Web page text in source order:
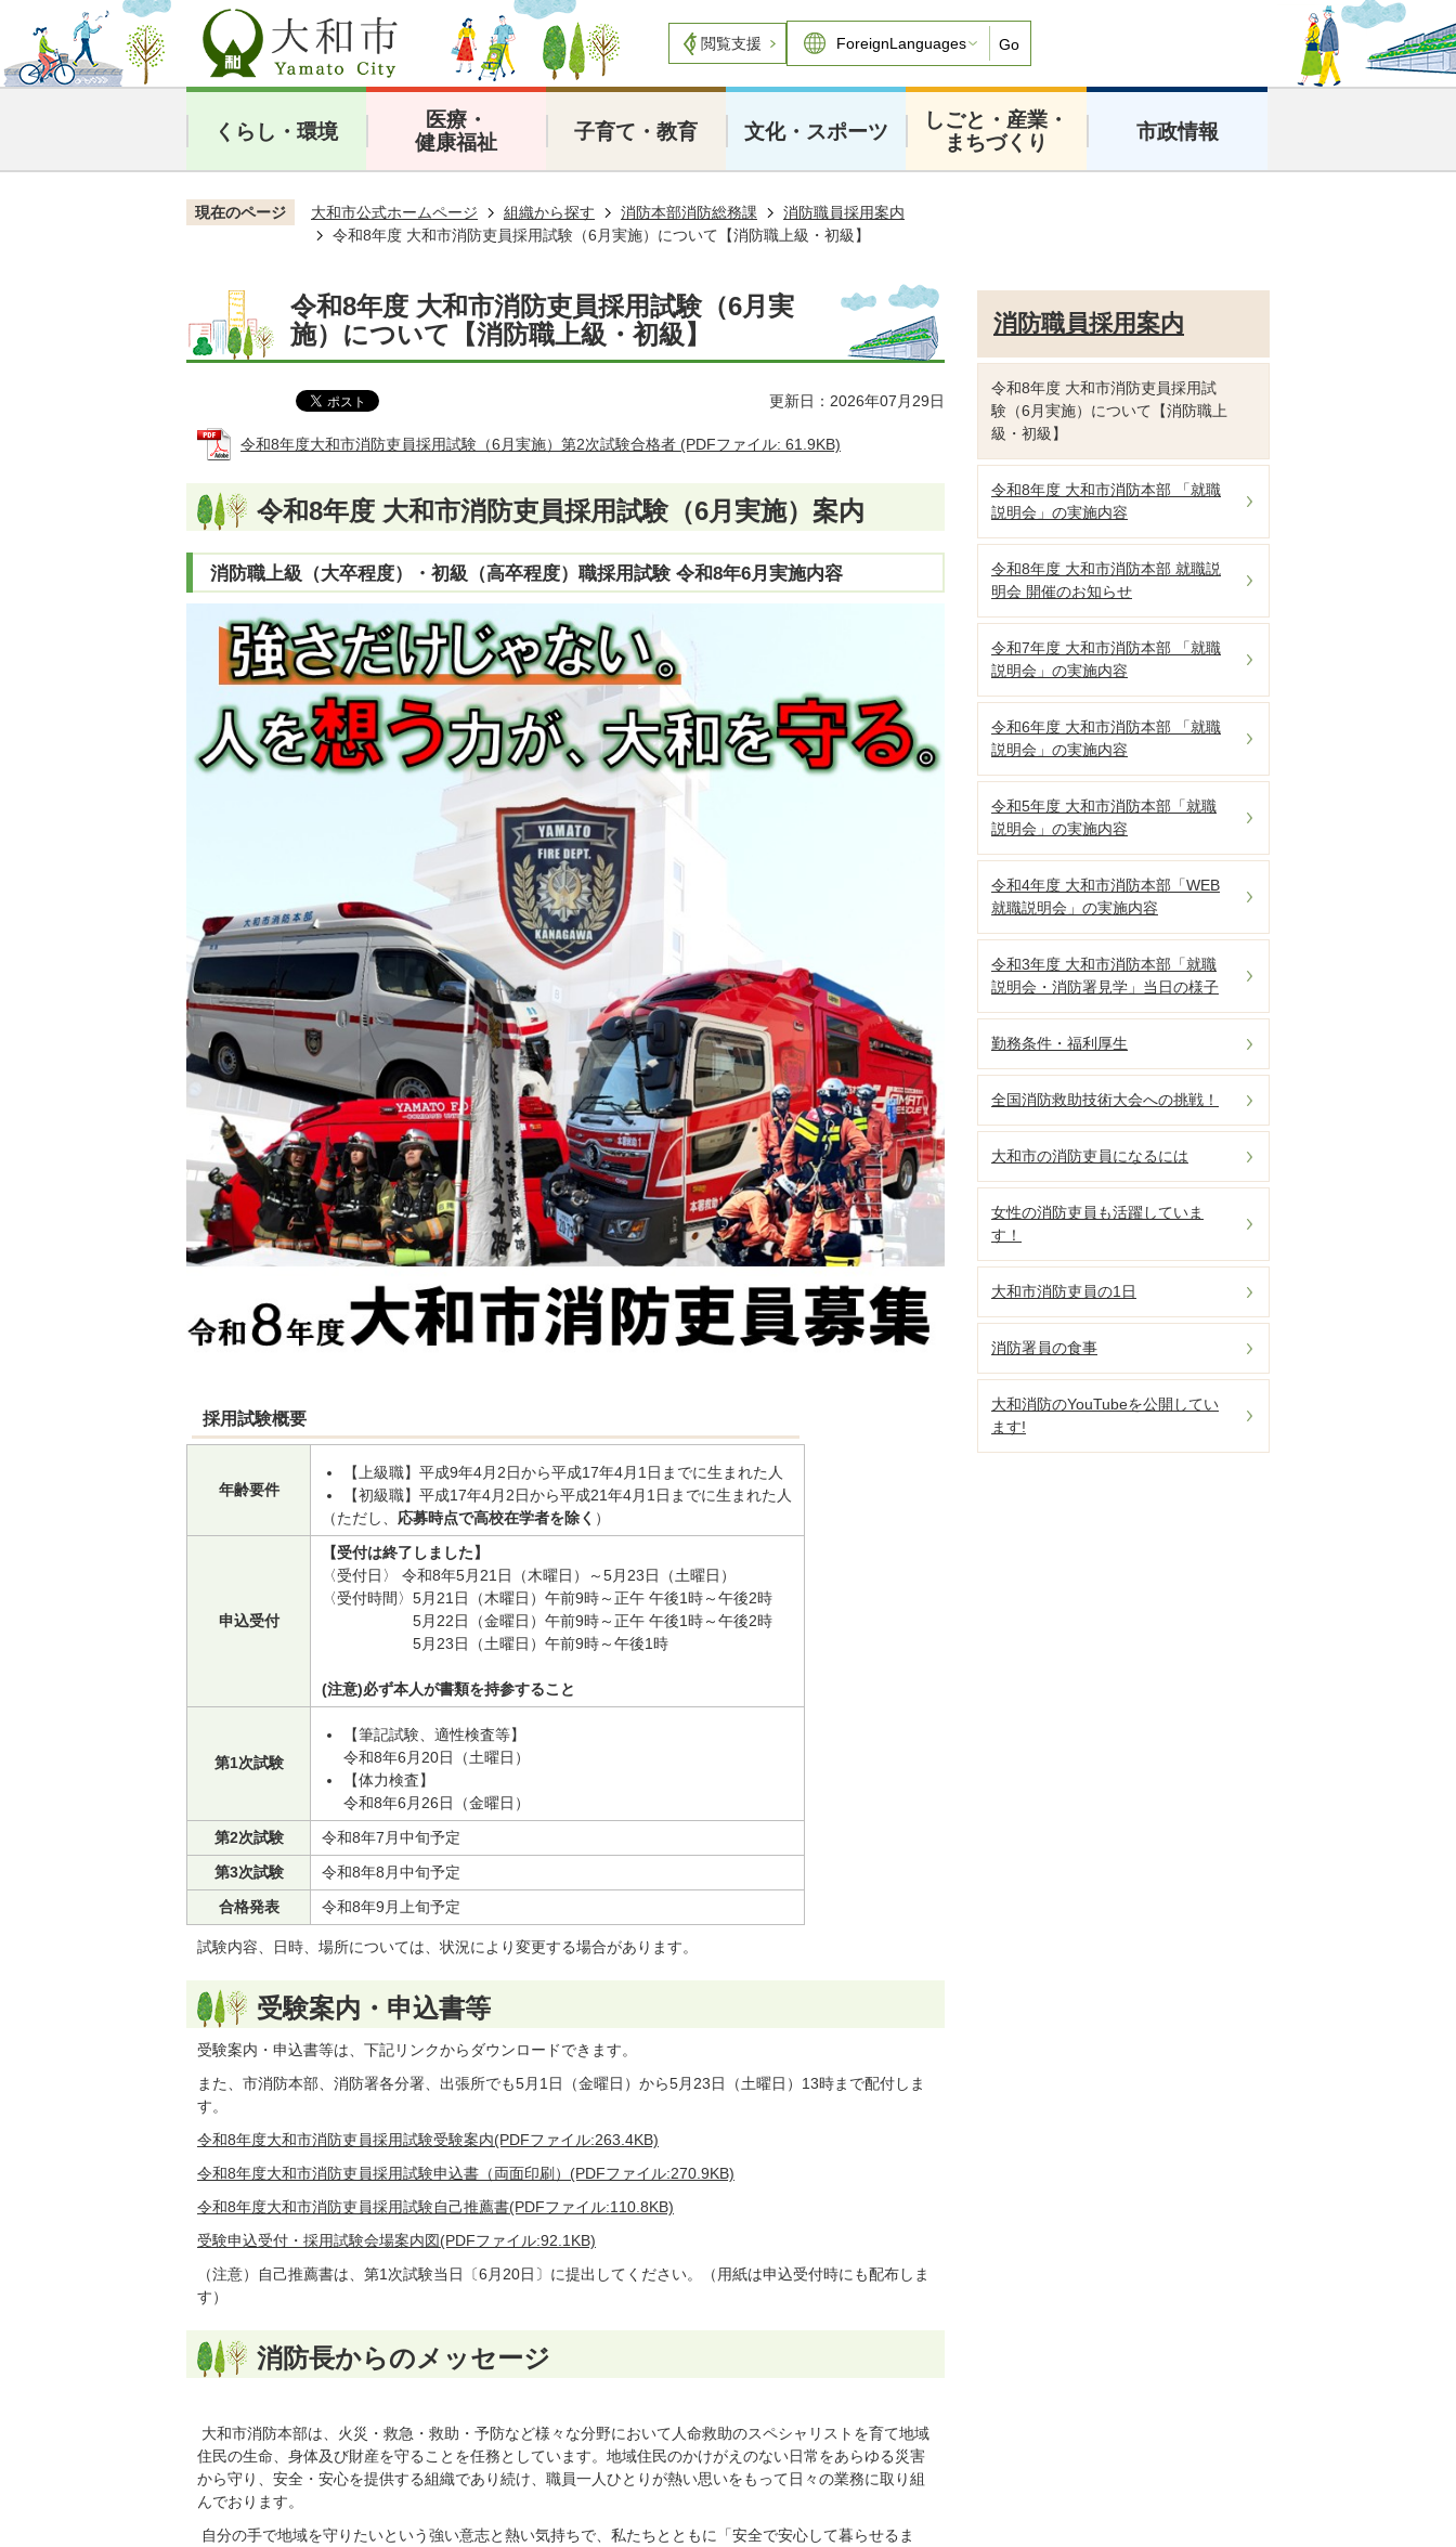
閲覧支援 Go
くらし・環境
医療・
健康福祉
子育て・教育 文化・スポーツ
しごと・産業・
まちづくり
市政情報
現在のページ 大和市公式ホームページ 組織から探す 消防本部消防総務課
消防職員採用案内
令和8年度 大和市消防吏員採用試験（6月実施）について【消防職上級・初級】
令和8年度 大和市消防吏員採用試験（6月実
施）について【消防職上級・初級】
更新日：2026年07月29日
令和8年度大和市消防吏員採用試験（6月実施）第2次試験合格者 (PDFファイル: 61.9KB)
令和8年度 大和市消防吏員採用試験（6月実施）案内
消防職上級（大卒程度）・初級（高卒程度）職採用試験 令和8年6月実施内容
採用試験概要
年齢要件
【上級職】平成9年4月2日から平成17年4月1日までに生まれた人
【初級職】平成17年4月2日から平成21年4月1日までに生まれた人
（ただし、 応募時点で高校在学者を除く ）
申込受付
【受付は終了しました】
〈受付日〉 令和8年5月21日（木曜日）～5月23日（土曜日）
〈受付時間〉5月21日（木曜日）午前9時～正午 午後1時～午後2時
5月22日（金曜日）午前9時～正午 午後1時～午後2時
5月23日（土曜日）午前9時～午後1時
(注意)必ず本人が書類を持参すること
第1次試験
【筆記試験、適性検査等】
令和8年6月20日（土曜日）
【体力検査】
令和8年6月26日（金曜日）
第2次試験
令和8年7月中旬予定
第3次試験
令和8年8月中旬予定
合格発表
令和8年9月上旬予定
試験内容、日時、場所については、状況により変更する場合があります。
受験案内・申込書等
受験案内・申込書等は、下記リンクからダウンロードできます。
また、市消防本部、消防署各分署、出張所でも5月1日（金曜日）から5月23日（土曜日）13時まで配付しま
す。
令和8年度大和市消防吏員採用試験受験案内(PDFファイル:263.4KB)
令和8年度大和市消防吏員採用試験申込書（両面印刷）(PDFファイル:270.9KB)
令和8年度大和市消防吏員採用試験自己推薦書(PDFファイル:110.8KB)
受験申込受付・採用試験会場案内図(PDFファイル:92.1KB)
（注意）自己推薦書は、第1次試験当日〔6月20日〕に提出してください。（用紙は申込受付時にも配布しま
す）
消防長からのメッセージ
大和市消防本部は、火災・救急・救助・予防など様々な分野において人命救助のスペシャリストを育て地域
住民の生命、身体及び財産を守ることを任務としています。地域住民のかけがえのない日常をあらゆる災害
から守り、安全・安心を提供する組織であり続け、職員一人ひとりが熱い思いをもって日々の業務に取り組
んでおります。
自分の手で地域を守りたいという強い意志と熱い気持ちで、私たちとともに「安全で安心して暮らせるま
消防職員採用案内
令和8年度 大和市消防吏員採用試
験（6月実施）について【消防職上
級・初級】
令和8年度 大和市消防本部 「就職
説明会」の実施内容
令和8年度 大和市消防本部 就職説
明会 開催のお知らせ
令和7年度 大和市消防本部 「就職
説明会」の実施内容
令和6年度 大和市消防本部 「就職
説明会」の実施内容
令和5年度 大和市消防本部「就職
説明会」の実施内容
令和4年度 大和市消防本部「WEB
就職説明会」の実施内容
令和3年度 大和市消防本部「就職
説明会・消防署見学」当日の様子
勤務条件・福利厚生
全国消防救助技術大会への挑戦！
大和市の消防吏員になるには
女性の消防吏員も活躍していま
す！
大和市消防吏員の1日
消防署員の食事
大和消防のYouTubeを公開してい
ます!